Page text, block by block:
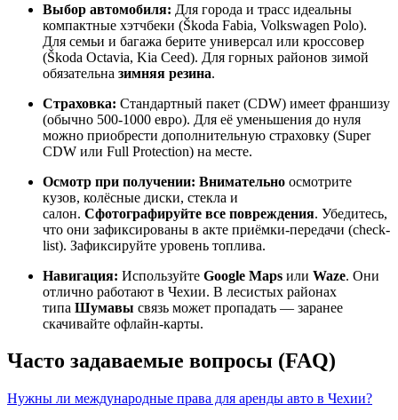
Выбор автомобиля: Для города и трасс идеальны
компактные хэтчбеки (Škoda Fabia, Volkswagen Polo).
Для семьи и багажа берите универсал или кроссовер
(Škoda Octavia, Kia Ceed). Для горных районов зимой
обязательна зимняя резина.
Страховка: Стандартный пакет (CDW) имеет франшизу
(обычно 500-1000 евро). Для её уменьшения до нуля
можно приобрести дополнительную страховку (Super
CDW или Full Protection) на месте.
Осмотр при получении: Внимательно осмотрите
кузов, колёсные диски, стекла и
салон. Сфотографируйте все повреждения. Убедитесь,
что они зафиксированы в акте приёмки-передачи (check-
list). Зафиксируйте уровень топлива.
Навигация: Используйте Google Maps или Waze. Они
отлично работают в Чехии. В лесистых районах
типа Шумавы связь может пропадать — заранее
скачивайте офлайн-карты.
Часто задаваемые вопросы (FAQ)
Нужны ли международные права для аренды авто в Чехии?